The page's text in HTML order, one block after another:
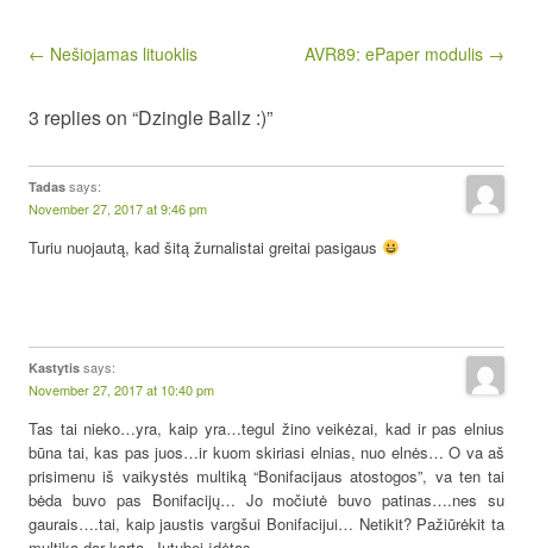
Post navigation
← Nešiojamas lituoklis AVR89: ePaper modulis →
3 replies on “Dzingle Ballz :)”
Tadas says:
November 27, 2017 at 9:46 pm
Turiu nuojautą, kad šitą žurnalistai greitai pasigaus
Kastytis says:
November 27, 2017 at 10:40 pm
Tas tai nieko…yra, kaip yra…tegul žino veikėzai, kad ir pas elnius
būna tai, kas pas juos…ir kuom skiriasi elnias, nuo elnės… O va aš
prisimenu iš vaikystės multiką “Bonifacijaus atostogos”, va ten tai
bėda buvo pas Bonifacijų… Jo močiutė buvo patinas….nes su
gaurais….tai, kaip jaustis vargšui Bonifacijui… Netikit? Pažiūrėkit ta